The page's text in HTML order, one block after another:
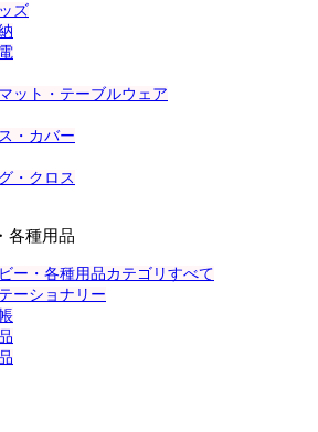
ズ
ット・テーブルウェア
・カバー
・クロス
各種用品
ー・各種用品カテゴリすべて
ーショナリー